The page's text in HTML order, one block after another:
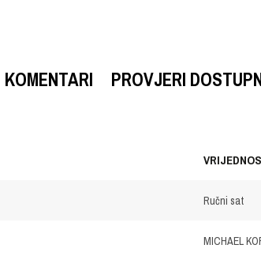
KOMENTARI PROVJERI
Ručni sat
MICHAEL